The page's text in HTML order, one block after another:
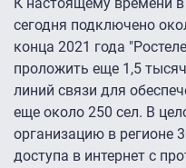
К настоящему времени
сегодня подключено
конца 2021 года
проложить еще 1,5
линий связи для
еще около 250 сел. В
организацию в регионе
доступа в интернет с